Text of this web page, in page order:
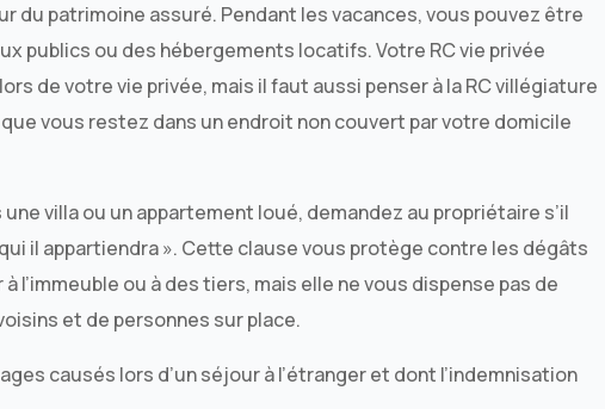
du patrimoine assuré. Pendant les vacances, vous pouvez être
publics ou des hébergements locatifs. Votre RC vie privée
de votre vie privée, mais il faut aussi penser à la RC villégiature
vous restez dans un endroit non couvert par votre domicile
villa ou un appartement loué, demandez au propriétaire s’il
il appartiendra ». Cette clause vous protège contre les dégâts
l’immeuble ou à des tiers, mais elle ne vous dispense pas de
et de personnes sur place.
causés lors d’un séjour à l’étranger et dont l’indemnisation